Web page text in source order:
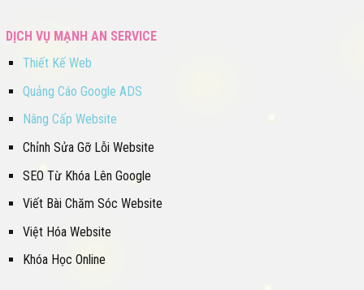
DỊCH VỤ MẠNH AN SERVICE
Thiết Kế Web
Quảng Cáo Google ADS
Nâng Cấp Website
Chỉnh Sửa Gỡ Lỗi Website
SEO Từ Khóa Lên Google
Viết Bài Chăm Sóc Website
Việt Hóa Website
Khóa Học Online